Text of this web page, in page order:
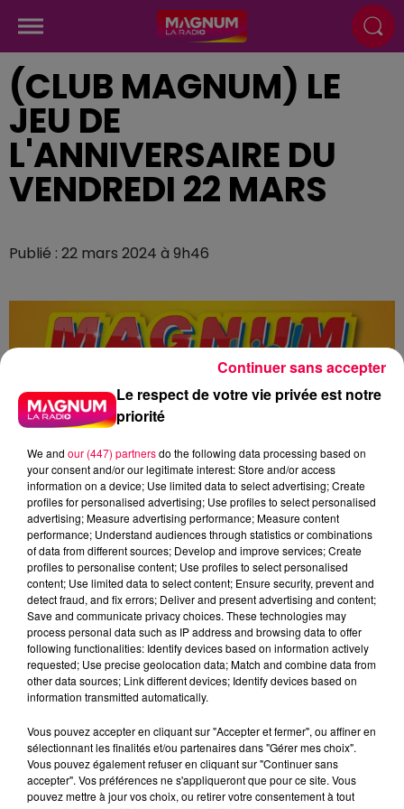
(CLUB MAGNUM) LE
JEU DE
L'ANNIVERSAIRE DU
VENDREDI 22 MARS
Publié : 22 mars 2024 à 9h46
vendredi-22-mars.mp3
Le respect de votre vie privée est notre
priorité
We and our (447) partnersdo the following data processing based on
your consent and/or our legitimate interest: Store and/or access
information on a device; Use limited data to select advertising; Create
profiles for personalised advertising; Use profiles to select personalised
advertising; Measure advertising performance; Measure content
performance; Understand audiences through statistics or combinations
of data from different sources; Develop and improve services; Create
profiles to personalise content; Use profiles to select personalised
content; Use limited data to select content; Ensure security, prevent and
detect fraud, and fix errors; Deliver and present advertising and content;
Save and communicate privacy choices. These technologies may
process personal data such as IP address and browsing data to offer
following functionalities: Identify devices based on information actively
requested; Use precise geolocation data; Match and combine data from
other data sources; Link different devices; Identify devices based on
information transmitted automatically.
Vous pouvez accepter en cliquant sur "Accepter et fermer", ou affiner en
sélectionnant les finalités et/ou partenaires dans "Gérer mes choix".
Vous pouvez également refuser en cliquant sur "Continuer sans
accepter". Vos préférences ne s'appliqueront que pour ce site. Vous
pouvez mettre à jour vos choix, ou retirer votre consentement à tout
Continuer sans accepter